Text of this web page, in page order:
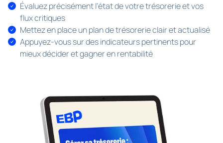
Évaluez précisément l’état de votre trésorerie et vos
flux critiques
Mettez en place un plan de trésorerie clair et actualisé
Appuyez-vous sur des indicateurs pertinents pour
mieux décider et gagner en rentabilité